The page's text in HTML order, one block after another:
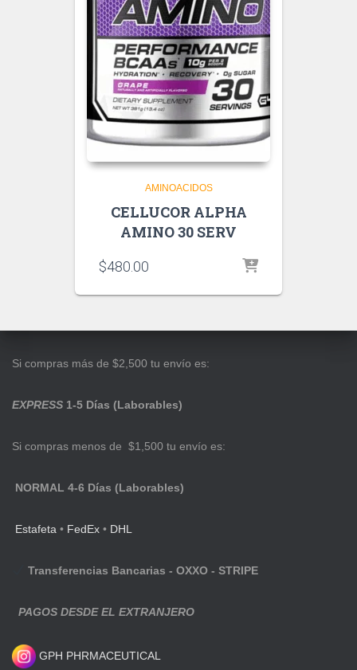
AMINOACIDOS
CELLUCOR ALPHA
AMINO 30 SERV
$480.00
Si compras más de $2,500 tu envío es:
EXPRESS 1-5 Días (Laborables)
Si compras menos de $1,500 tu envío es:
NORMAL 4-6 Días (Laborables)
Estafeta • FedEx • DHL
Transferencias Bancarias - OXXO - STRIPE
PAGOS DESDE EL EXTRANJERO
GPH PHRMACEUTICAL